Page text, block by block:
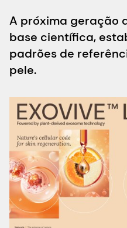
A próxima geração
base científica,
padrões de
pele.